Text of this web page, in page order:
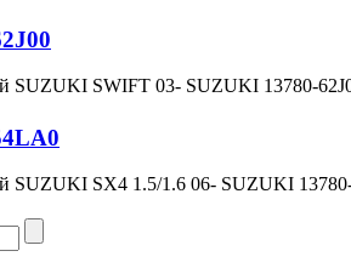
SUZUKI SWIFT 03- SUZUKI 13780-
SUZUKI SX4 1.5/1.6 06- SUZUKI